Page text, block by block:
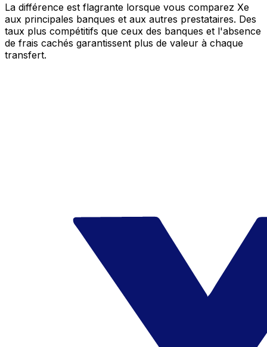
La différence est flagrante lorsque vous comparez Xe
aux principales banques et aux autres prestataires. Des
taux plus compétitifs que ceux des banques et l'absence
de frais cachés garantissent plus de valeur à chaque
transfert.